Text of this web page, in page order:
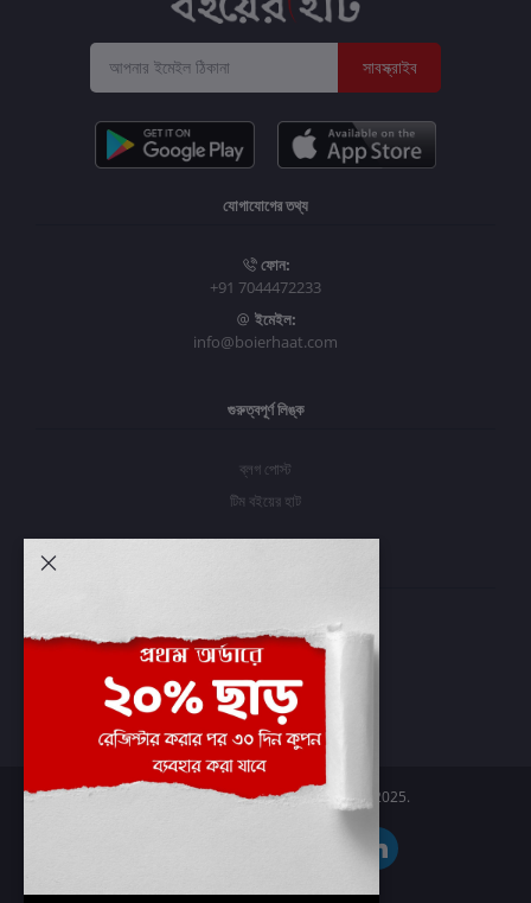
সাবস্ক্রাইব
যোগাযোগের তথ্য
ফোন:
+91 7044472233
ইমেইল:
info@boierhaat.com
গুরুত্বপূর্ণ লিঙ্ক
ব্লগ পোস্ট
টিম বইয়ের হাট
প্রবেশ করুন
অর্ডার ইতিহাস
আমার ইচ্ছাগুলি
অর্ডার ট্র্যাকিং
Boier Haat™ | © All rights reserved 2025.